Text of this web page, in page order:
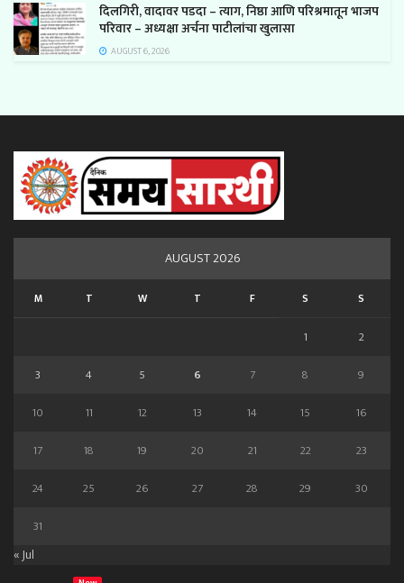
दिलगिरी, वादावर पडदा – त्याग, निष्ठा आणि परिश्रमातून भाजप
परिवार – अध्यक्षा अर्चना पाटीलांचा खुलासा
AUGUST 6, 2026
AUGUST 2026
M T W T F S S
1
2
3
4 5 6 7 8
9
10
11 12 13 14 15
16
17
18 19 20 21 22
23
24
25 26 27 28 29
30
31
« Jul